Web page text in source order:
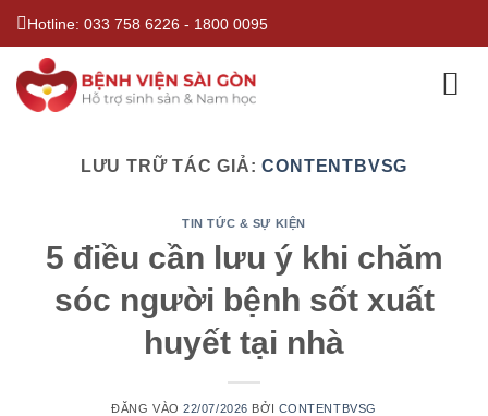
Bỏ
dung
Hotline: 033 758 6226 - 1800 0095
LƯU TRỮ TÁC GIẢ:CONTENTBVSG
TIN TỨC & SỰ KIỆN
5 điều cần lưu ý khi chăm
sóc người bệnh sốt xuất
huyết tại nhà
ĐĂNG VÀO22/07/2026 BỞI CONTENTBVSG